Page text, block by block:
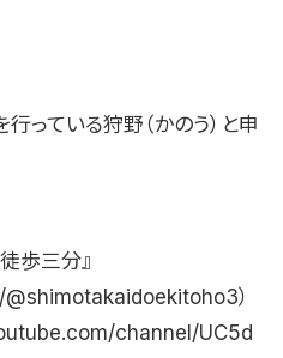
っている狩野（かのう）と申
歩三分』
）
channel/UC5d